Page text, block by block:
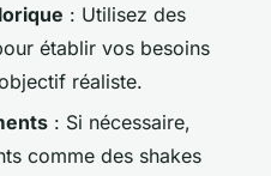
: Utilisez des
établir vos besoins
réaliste.
: Si nécessaire,
comme des shakes